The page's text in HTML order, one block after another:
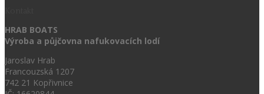
HRAB BOATS
Výroba a půjčovna nafukovacích lodí
Jaroslav Hrab
Francouzská 1207
742 21 Kopřivnice